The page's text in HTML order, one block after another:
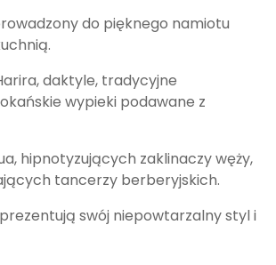
do pięknego namiotu
daktyle, tradycyjne
wypieki podawane z
hipnotyzujących zaklinaczy węży,
tancerzy berberyjskich.
swój niepowtarzalny styl i